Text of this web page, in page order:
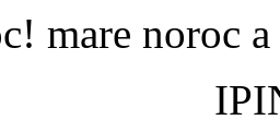
mare noroc